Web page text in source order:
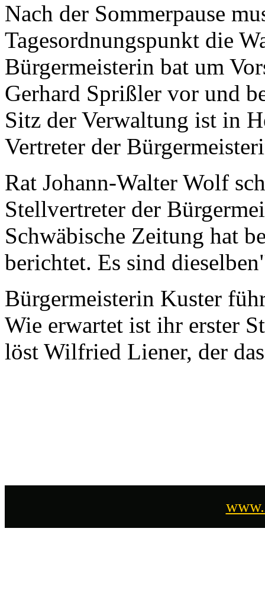
Nach der Sommerpause
Tagesordnungspunkt die
Bürgermeisterin bat um
Gerhard Sprißler vor und
Sitz der Verwaltung ist in
Vertreter der
Rat Johann-Walter Wolf
Stellvertreter der
Schwäbische Zeitung hat
berichtet. Es sind
Bürgermeisterin Kuster
Wie erwartet ist ihr erster
löst Wilfried Liener, der